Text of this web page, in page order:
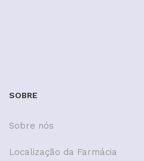
SOBRE
Sobre nós
Localização da Farmácia